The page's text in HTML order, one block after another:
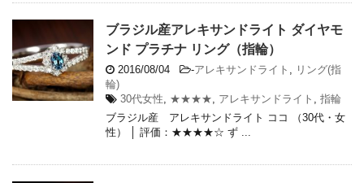
ブラジル産アレキサンドライト ダイヤモ
ンド プラチナ リング（指輪）
2016/08/04 -アレキサンドライト
リング(指
輪)
30代女性
★★★★ アレキサンドライト
指輪
ブラジル産 アレキサンドライト ココ （30代・女
性） │ 評価：★★★★☆ ず ...